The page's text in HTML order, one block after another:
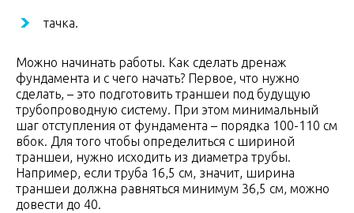
тачка.
Можно начинать работы. Как сделать дренаж
фундамента и с чего начать? Первое, что нужно
сделать, – это подготовить траншеи под будущую
трубопроводную систему. При этом минимальный
шаг отступления от фундамента – порядка 100-110 см
вбок. Для того чтобы определиться с шириной
траншеи, нужно исходить из диаметра трубы.
Например, если труба 16,5 см, значит, ширина
траншеи должна равняться минимум 36,5 см, можно
довести до 40.